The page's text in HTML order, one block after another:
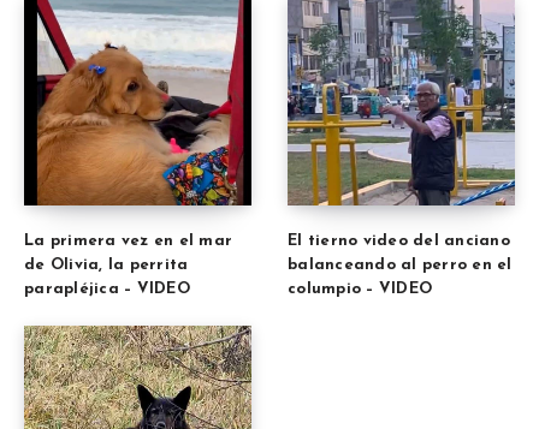
La primera vez en el mar
de Olivia, la perrita
parapléjica – VIDEO
El tierno video del anciano
balanceando al perro en el
columpio – VIDEO